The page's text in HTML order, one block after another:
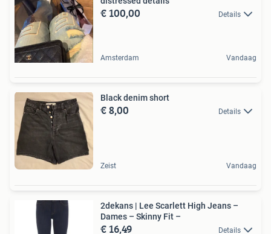
€ 100,00 Details
Amsterdam Vandaag
Black denim short
€ 8,00 Details
Zeist Vandaag
2dekans | Lee Scarlett High Jeans –
Dames – Skinny Fit –
€ 16,49 Details